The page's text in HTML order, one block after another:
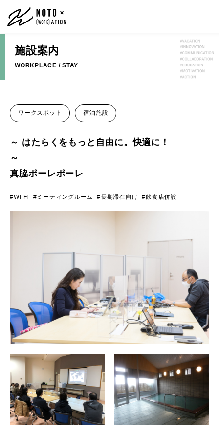
施設案内
WORKPLACE / STAY
ワークスポット 宿泊施設
～ はたらくをもっと自由に。快適に！
真脇ポーレポーレ
Wi-Fi ミーティングルーム 長期滞在向け 飲食店併設